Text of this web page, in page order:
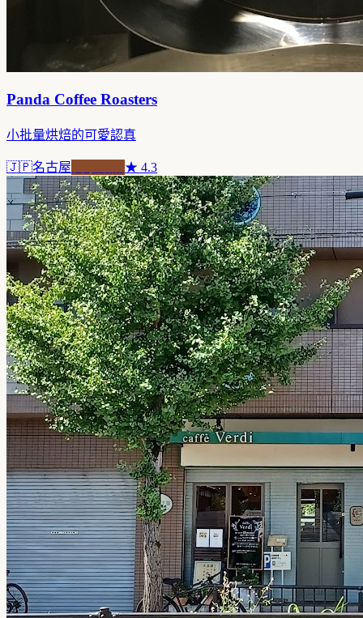
Panda Coffee Roasters
小批量烘焙的可愛認真
🇯🇵名古屋 ★ 4.3